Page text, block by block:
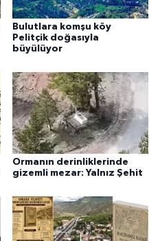
Bulutlara komşu köy
Pelitçik doğasıyla
büyülüyor
Ormanın derinliklerinde
gizemli mezar: Yalnız Şehit